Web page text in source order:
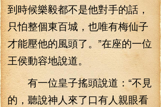
到時候樂毅都不是他對手的話，
只怕整個東百城，也唯有梅仙子
才能壓他的風頭了。”在座的一位
王侯動容地說道。
有一位皇子搖頭說道：“不見
的，聽說神人來了口有人親眼看